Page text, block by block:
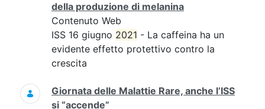
della produzione di melanina
Contenuto Web
ISS 16 giugno 2021 - La caffeina ha un
evidente effetto protettivo contro la
crescita
Giornata delle Malattie Rare, anche l’ISS
si “accende”